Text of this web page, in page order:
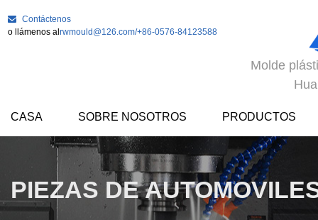
Contáctenos
o llámenos al rwmould@126.com/+86-0576-84123588
Molde
CASA SOBRE NOSOTROS PRODUCTOS
PIEZAS DE